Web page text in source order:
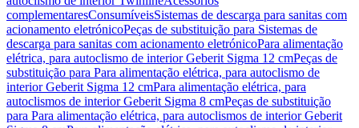
complementaresConsumíveisSistemas de descarga para sanitas com
acionamento eletrónicoPeças de substituição para Sistemas de
descarga para sanitas com acionamento eletrónicoPara alimentação
elétrica, para autoclismo de interior Geberit Sigma 12 cmPeças de
substituição para Para alimentação elétrica, para autoclismo de
interior Geberit Sigma 12 cmPara alimentação elétrica, para
autoclismos de interior Geberit Sigma 8 cmPeças de substituição
para Para alimentação elétrica, para autoclismos de interior Geberit